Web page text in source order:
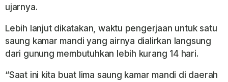
ujarnya.
Lebih lanjut dikatakan, waktu pengerjaan untuk satu
saung kamar mandi yang airnya dialirkan langsung
dari gunung membutuhkan lebih kurang 14 hari.
“Saat ini kita buat lima saung kamar mandi di daerah